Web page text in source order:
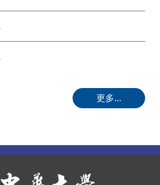
更多...